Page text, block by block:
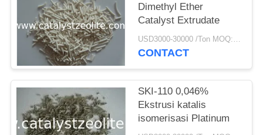
Dimethyl Ether
Catalyst Extrudate
USD3000-30000 /Ton MOQ:1 KG
CONTACT
SKI-110 0,046%
Ekstrusi katalis
isomerisasi Platinum